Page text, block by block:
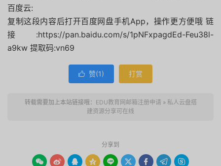
百度云:
复制这段内容后打开百度网盘手机App，操作更方便哦 链
接:https://pan.baidu.com/s/1pNFxpagdEd-Feu38l-
a9kw 提取码:vn69
 赞(1) 打赏
转载需要加上本站链接哦： EDU教育网邮箱注册申请 » 私人云盘搭
建资源分享可在线
分享到
        